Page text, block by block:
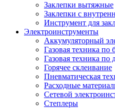
Заклепки вытяжные
Заклепки с
Инструмент для
Электроинструменты
Аккумуляторный
Газовая техника по
Газовая техника по
Горячее склеивание
Пневматическая
Расходные
Сетевой
Степлеры